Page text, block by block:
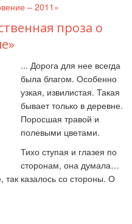
– 2011»
проза о
... Дорога для нее всегда
была благом. Особенно
узкая, извилистая. Такая
бывает только в деревне.
Поросшая травой и
полевыми цветами.
Тихо ступая и глазея по
сторонам, она думала…
казалось со стороны. О